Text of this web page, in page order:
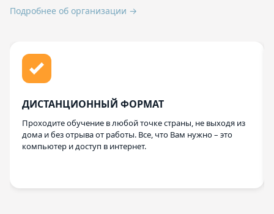
Подробнее об организации →
ДИСТАНЦИОННЫЙ ФОРМАТ
Проходите обучение в любой точке страны, не выходя из
дома и без отрыва от работы. Все, что Вам нужно – это
компьютер и доступ в интернет.